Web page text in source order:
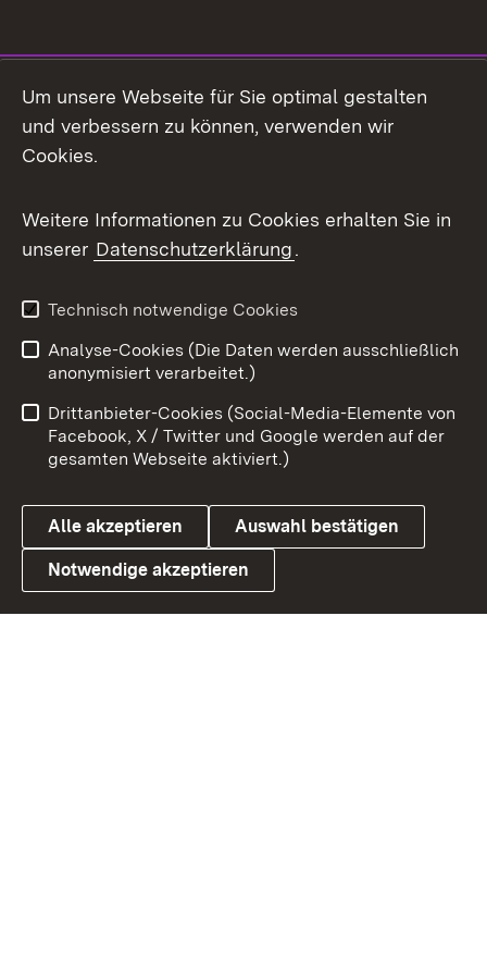
Facebook
X / Twitter
Youtube
Link zum Landesportal
Impressum
Kontakt
Barrierefreiheit
Datenschutz
Cookies
Um unsere Webseite für Sie optimal gestalten
und verbessern zu können, verwenden wir
Cookies.
Weitere Informationen zu Cookies erhalten Sie in
unserer Datenschutzerklärung.
Technisch notwendige Cookies
Analyse-Cookies (Die Daten werden ausschließlich
anonymisiert verarbeitet.)
Drittanbieter-Cookies (Social-Media-Elemente von
Facebook, X / Twitter und Google werden auf der
gesamten Webseite aktiviert.)
Alle akzeptieren Auswahl bestätigen
Notwendige akzeptieren